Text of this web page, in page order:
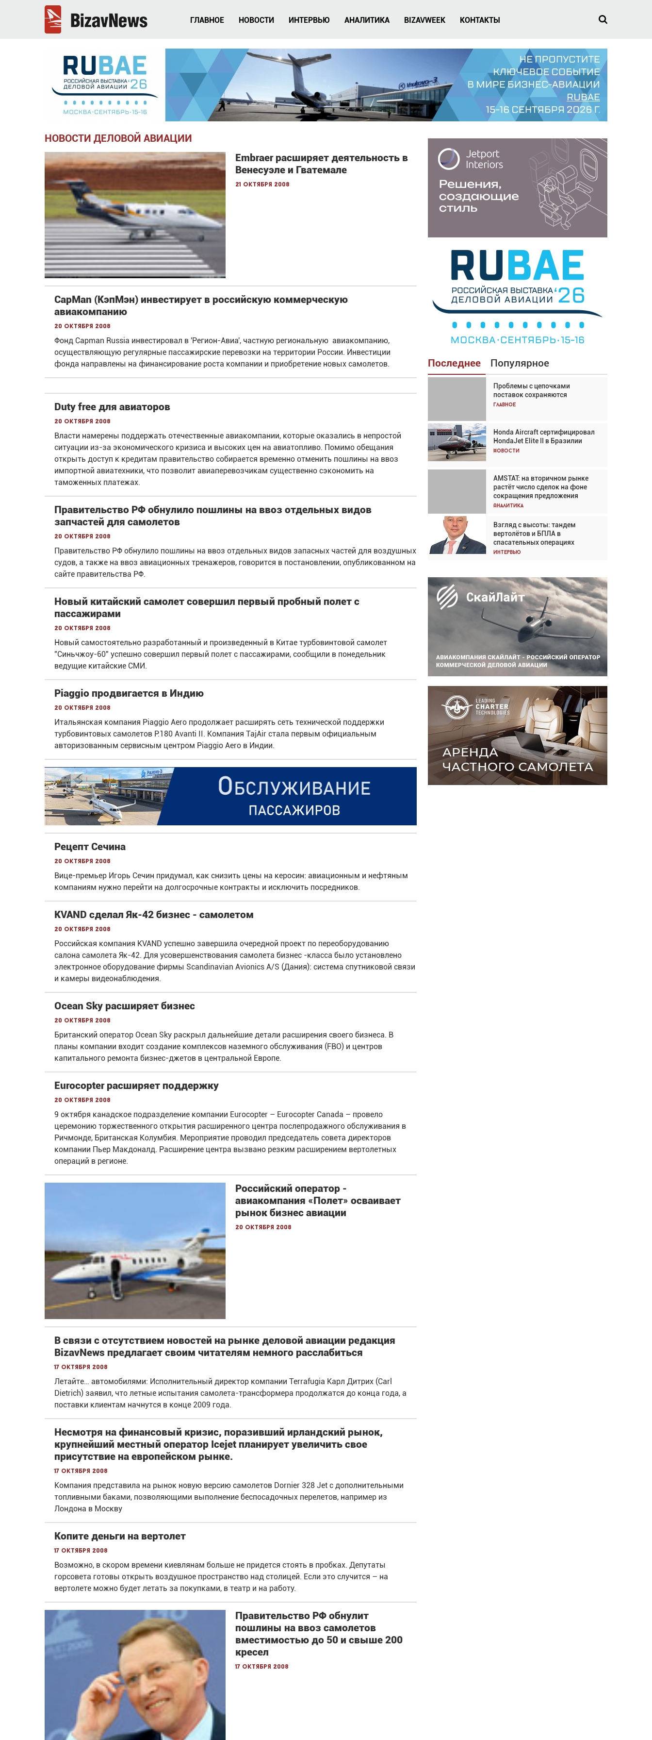
ГЛАВНОЕ НОВОСТИ ИНТЕРВЬЮ АНАЛИТИКА BIZAVWEEK КОНТАКТЫ
НОВОСТИ ДЕЛОВОЙ АВИАЦИИ
Embraer расширяет деятельность в
Венесуэле и Гватемале
21 октября 2008
CapMan (КэпМэн) инвестирует в российскую коммерческую
авиакомпанию
20 октября 2008
Фонд Capman Russia инвестировал в 'Регион-Авиа', частную региональную авиакомпанию,
осуществляющую регулярные пассажирские перевозки на территории России. Инвестиции
фонда направлены на финансирование роста компании и приобретение новых самолетов.
Duty free для авиаторов
20 октября 2008
Власти намерены поддержать отечественные авиакомпании, которые оказались в непростой
ситуации из-за экономического кризиса и высоких цен на авиатопливо. Помимо обещания
открыть доступ к кредитам правительство собирается временно отменить пошлины на ввоз
импортной авиатехники, что позволит авиаперевозчикам существенно сэкономить на
таможенных платежах.
Правительство РФ обнулило пошлины на ввоз отдельных видов
запчастей для самолетов
20 октября 2008
Правительство РФ обнулило пошлины на ввоз отдельных видов запасных частей для воздушных
судов, а также на ввоз авиационных тренажеров, говорится в постановлении, опубликованном на
сайте правительства РФ.
Новый китайский самолет совершил первый пробный полет с
пассажирами
20 октября 2008
Новый самостоятельно разработанный и произведенный в Китае турбовинтовой самолет
"Синьчжоу-60" успешно совершил первый полет с пассажирами, сообщили в понедельник
ведущие китайские СМИ.
Piaggio продвигается в Индию
20 октября 2008
Итальянская компания Piaggio Aero продолжает расширять сеть технической поддержки
турбовинтовых самолетов P.180 Avanti II. Компания TajAir стала первым официальным
авторизованным сервисным центром Piaggio Aero в Индии.
Рецепт Сечина
20 октября 2008
Вице-премьер Игорь Сечин придумал, как снизить цены на керосин: авиационным и нефтяным
компаниям нужно перейти на долгосрочные контракты и исключить посредников.
KVAND сделал Як-42 бизнес - самолетом
20 октября 2008
Российская компания KVAND успешно завершила очередной проект по переоборудованию
салона самолета Як-42. Для усовершенствования самолета бизнес -класса было установлено
электронное оборудование фирмы Scandinavian Avionics A/S (Дания): система спутниковой связи
и камеры видеонаблюдения.
Ocean Sky расширяет бизнес
20 октября 2008
Британский оператор Ocean Sky раскрыл дальнейшие детали расширения своего бизнеса. В
планы компании входит создание комплексов наземного обслуживания (FBO) и центров
капитального ремонта бизнес-джетов в центральной Европе.
Eurocopter расширяет поддержку
20 октября 2008
9 октября канадское подразделение компании Eurocopter – Eurocopter Canada – провело
церемонию торжественного открытия расширенного центра послепродажного обслуживания в
Ричмонде, Британская Колумбия. Мероприятие проводил председатель совета директоров
компании Пьер Макдоналд. Расширение центра вызвано резким расширением вертолетных
операций в регионе.
Российский оператор -
авиакомпания «Полет» осваивает
рынок бизнес авиации
20 октября 2008
В связи с отсутствием новостей на рынке деловой авиации редакция
BizavNews предлагает своим читателям немного расслабиться
17 октября 2008
Летайте… автомобилями: Исполнительный директор компании Terrafugia Карл Дитрих (Carl
Dietrich) заявил, что летные испытания самолета-трансформера продолжатся до конца года, а
поставки клиентам начнутся в конце 2009 года.
Несмотря на финансовый кризис, поразивший ирландский рынок,
крупнейший местный оператор Icejet планирует увеличить свое
присутствие на европейском рынке.
17 октября 2008
Компания представила на рынок новую версию самолетов Dornier 328 Jet c дополнительными
топливными баками, позволяющими выполнение беспосадочных перелетов, например из
Лондона в Москву
Копите деньги на вертолет
17 октября 2008
Возможно, в скором времени киевлянам больше не придется стоять в пробках. Депутаты
горсовета готовы открыть воздушное простран­ство над столицей. Если это случится – на
вертолете можно будет летать за покупками, в театр и на работу.
Правительство РФ обнулит
пошлины на ввоз самолетов
вместимостью до 50 и свыше 200
кресел
17 октября 2008
Последнее Популярное
Проблемы с цепочками
поставок сохраняются
Главное
Honda Aircraft сертифицировал
HondaJet Elite II в Бразилии
Новости
AMSTAT: на вторичном рынке
растёт число сделок на фоне
сокращения предложения
Аналитика
Взгляд с высоты: тандем
вертолётов и БПЛА в
спасательных операциях
Интервью
Взгляд с высоты: тандем
вертолётов и БПЛА в
спасательных операциях
Авиационный фотограф Дэйв
Кох: «Фотография говорит сама
за себя... а ИИ всё портит»
Проблемы с цепочками
поставок сохраняются
Аналитика
Частный самолёт – это актив.
Подходите к покупке
соответствующим образом
Интервью